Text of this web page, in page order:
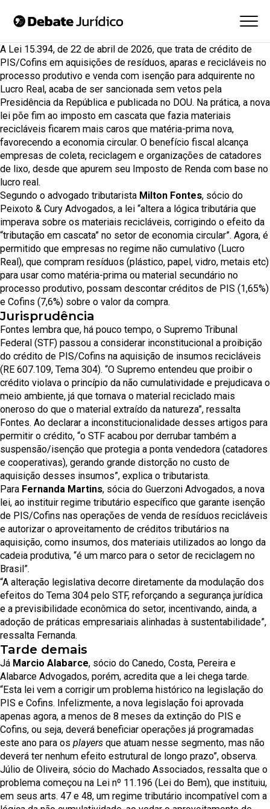
A Lei 15.394, de 22 de abril de 2026, que trata de crédito de
PIS/Cofins em aquisições de resíduos, aparas e recicláveis no
processo produtivo e venda com isenção para adquirente no
Lucro Real, acaba de ser sancionada sem vetos pela
Presidência da República e publicada no DOU. Na prática, a nova
lei põe fim ao imposto em cascata que fazia materiais
recicláveis ficarem mais caros que matéria-prima nova,
favorecendo a economia circular. O benefício fiscal alcança
empresas de coleta, reciclagem e organizações de catadores
de lixo, desde que apurem seu Imposto de Renda com base no
lucro real.
Segundo o advogado tributarista Milton Fontes, sócio do
Peixoto & Cury Advogados, a lei “altera a lógica tributária que
imperava sobre os materiais recicláveis, corrigindo o efeito da
“tributação em cascata” no setor de economia circular”. Agora, é
permitido que empresas no regime não cumulativo (Lucro
Real), que compram resíduos (plástico, papel, vidro, metais etc)
para usar como matéria-prima ou material secundário no
processo produtivo, possam descontar créditos de PIS (1,65%)
e Cofins (7,6%) sobre o valor da compra.
Jurisprudência
Fontes lembra que, há pouco tempo, o Supremo Tribunal
Federal (STF) passou a considerar inconstitucional a proibição
do crédito de PIS/Cofins na aquisição de insumos recicláveis
(RE 607.109, Tema 304). “O Supremo entendeu que proibir o
crédito violava o princípio da não cumulatividade e prejudicava o
meio ambiente, já que tornava o material reciclado mais
oneroso do que o material extraído da natureza”, ressalta
Fontes. Ao declarar a inconstitucionalidade desses artigos para
permitir o crédito, “o STF acabou por derrubar também a
suspensão/isenção que protegia a ponta vendedora (catadores
e cooperativas), gerando grande distorção no custo de
aquisição desses insumos”, explica o tributarista.
Para Fernanda Martins, sócia do Guerzoni Advogados, a nova
lei, ao instituir regime tributário específico que garante isenção
de PIS/Cofins nas operações de venda de resíduos recicláveis
e autorizar o aproveitamento de créditos tributários na
aquisição, como insumos, dos materiais utilizados ao longo da
cadeia produtiva, “é um marco para o setor de reciclagem no
Brasil”.
“A alteração legislativa decorre diretamente da modulação dos
efeitos do Tema 304 pelo STF, reforçando a segurança jurídica
e a previsibilidade econômica do setor, incentivando, ainda, a
adoção de práticas empresariais alinhadas à sustentabilidade”,
ressalta Fernanda.
Tarde demais
Já Marcio Alabarce, sócio do Canedo, Costa, Pereira e
Alabarce Advogados, porém, acredita que a lei chega tarde.
“Esta lei vem a corrigir um problema histórico na legislação do
PIS e Cofins. Infelizmente, a nova legislação foi aprovada
apenas agora, a menos de 8 meses da extinção do PIS e
Cofins, ou seja, deverá beneficiar operações já programadas
este ano para os players que atuam nesse segmento, mas não
deverá ter nenhum efeito estrutural de longo prazo”, observa.
Júlio de Oliveira, sócio do Machado Associados, ressalta que o
problema começou na Lei nº 11.196 (Lei do Bem), que instituiu,
em seus arts. 47 e 48, um regime tributário incompatível com a